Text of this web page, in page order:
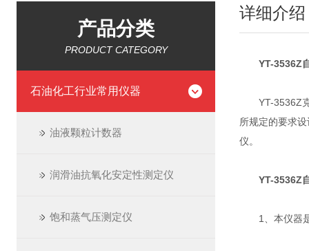
产品分类
PRODUCT CATEGORY
石油化工行业常用仪器
油液颗粒计数器
润滑油抗氧化安定性测定仪
饱和蒸气压测定仪
详细介绍
YT-3536Z
YT-3536Z克
所规定的要求
仪。
YT-3536Z
1、本仪器是